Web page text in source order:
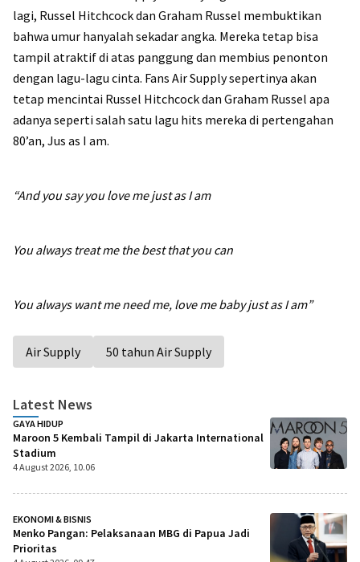
lagi, Russel Hitchcock dan Graham Russel membuktikan
bahwa umur hanyalah sekadar angka. Mereka tetap bisa
tampil atraktif di atas panggung dan membius penonton
dengan lagu-lagu cinta. Fans Air Supply sepertinya akan
tetap mencintai Russel Hitchcock dan Graham Russel apa
adanya seperti salah satu lagu hits mereka di pertengahan
80’an, Jus as I am.
“And you say you love me just as I am
You always treat me the best that you can
You always want me need me, love me baby just as I am”
Air Supply 50 tahun Air Supply
Latest News
GAYA HIDUP
Maroon 5 Kembali Tampil di Jakarta International
Stadium
4 August 2026, 10.06
EKONOMI & BISNIS
Menko Pangan: Pelaksanaan MBG di Papua Jadi
Prioritas